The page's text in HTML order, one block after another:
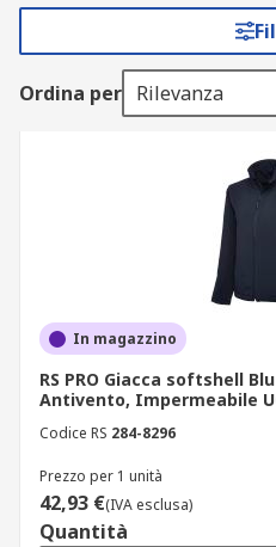
tenere caldo e per
giacche forniscono anche
ambienti in cui è richiesto
protezione individuale (DPI).
Sono disponibili molti tipi e
lavoro o giubbotti in
colori. Possono essere con
impermeabili o a prova di
l'applicazione in cui
principali sono:
I camici e le giacche per
per fornire ulteriore calore
atmosferiche più fredde o
disponibili vanno dalle
Ordina per Rilevanza
In magazzino
RS PRO Giacca softshell
Antivento, Impermeabile
Codice RS 284-8296
Prezzo per 1 unità
42,93 €(IVA esclusa)
Quantità